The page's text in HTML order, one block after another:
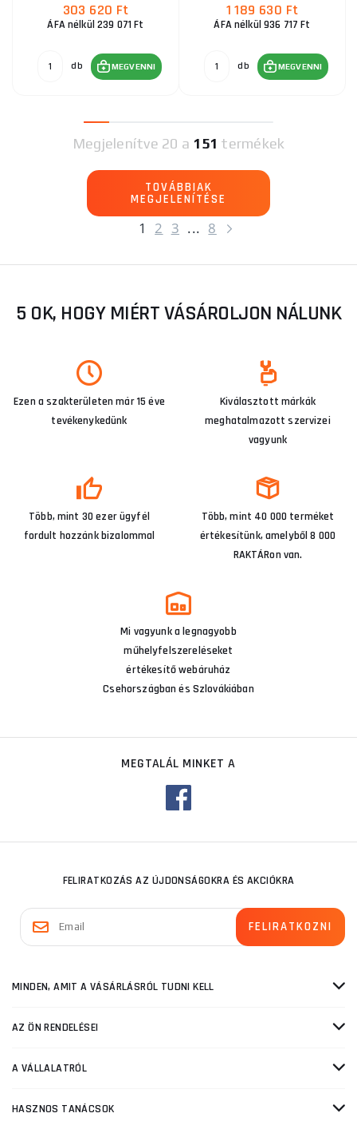
303 620 Ft
ÁFA nélkül 239 071 Ft
db MEGVENNI
1 189 630 Ft
ÁFA nélkül 936 717 Ft
db MEGVENNI
1 2 3 ... 8
Megjelenítve 20 a 151 termékek
TOVÁBBIAK
MEGJELENÍTÉSE
5 OK, HOGY MIÉRT VÁSÁROLJON NÁLUNK
Ezen a szakterületen már 15 éve
tevékenykedünk
Kiválasztott márkák
meghatalmazott szervizei
vagyunk
Több, mint 30 ezer ügyfél
fordult hozzánk bizalommal
Több, mint 40 000 terméket
értékesítünk, amelyből 8 000
RAKTÁRon van.
Mi vagyunk a legnagyobb
műhelyfelszereléseket
értékesítő webáruház
Csehországban és Szlovákiában
MEGTALÁL MINKET A
FELIRATKOZÁS AZ ÚJDONSÁGOKRA ÉS AKCIÓKRA
MINDEN, AMIT A VÁSÁRLÁSRÓL TUDNI KELL
AZ ÖN RENDELÉSEI
A VÁLLALATRÓL
HASZNOS TANÁCSOK